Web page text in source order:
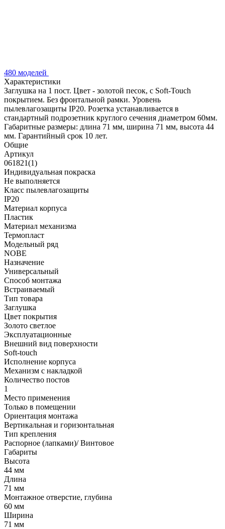
480 моделей
Характеристики
Заглушка на 1 пост. Цвет - золотой песок, с Soft-Touch
покрытием. Без фронтальной рамки. Уровень
пылевлагозащиты IP20. Розетка устанавливается в
стандартный подрозетник круглого сечения диаметром 60мм.
Габаритные размеры: длина 71 мм, ширина 71 мм, высота 44
мм. Гарантийный срок 10 лет.
Общие
Артикул
061821(1)
Индивидуальная покраска
Не выполняется
Класс пылевлагозащиты
IP20
Материал корпуса
Пластик
Материал механизма
Термопласт
Модельный ряд
NOBE
Назначение
Универсальный
Способ монтажа
Встраиваемый
Тип товара
Заглушка
Цвет покрытия
Золото светлое
Эксплуатационные
Внешний вид поверхности
Soft-touch
Исполнение корпуса
Механизм с накладкой
Количество постов
1
Место применения
Только в помещении
Ориентация монтажа
Вертикальная и горизонтальная
Тип крепления
Распорное (лапками)/ Винтовое
Габариты
Высота
44 мм
Длина
71 мм
Монтажное отверстие, глубина
60 мм
Ширина
71 мм